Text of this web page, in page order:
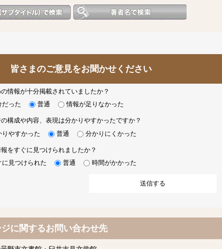
皆さまのご意見をお聞かせください
情報が十分掲載されていましたか？
だった
普通 情報が足りなかった
構成や内容、表現は分かりやすかったですか？
りやすかった
普通 分かりにくかった
報をすぐに見つけられましたか？
に見つけられた
普通 時間がかかった
に関するお問い合わせ先